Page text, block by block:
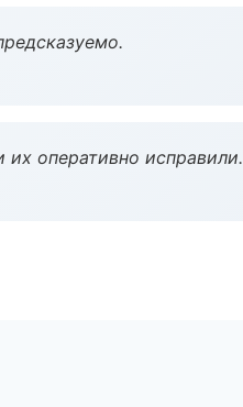
оперативно исправили.